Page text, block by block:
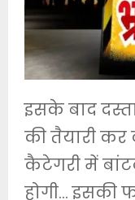
इसके बाद
की तैयारी कर
कैटेगरी में
होगी… इसकी